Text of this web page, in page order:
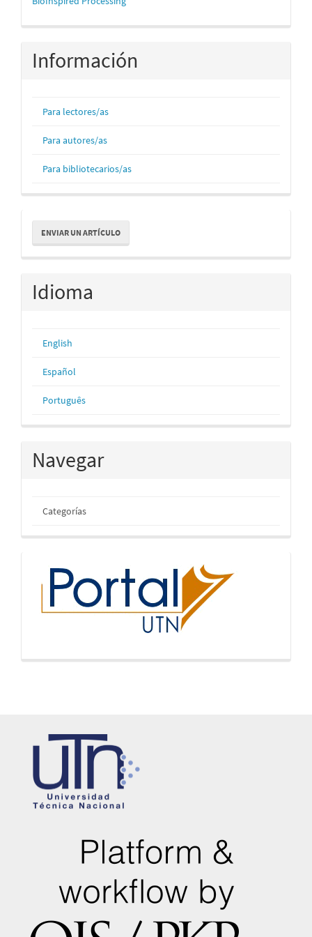
Información
Para lectores/as
Para autores/as
Para bibliotecarios/as
Enviar
un
artículo
ENVIAR UN ARTÍCULO
Idioma
English
Español
Português
Navegar
Categorías
inicio